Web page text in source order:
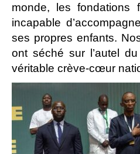
monde, les fondations
incapable
ses propres enfants.
ont séché sur l’autel
véritable crève-cœur